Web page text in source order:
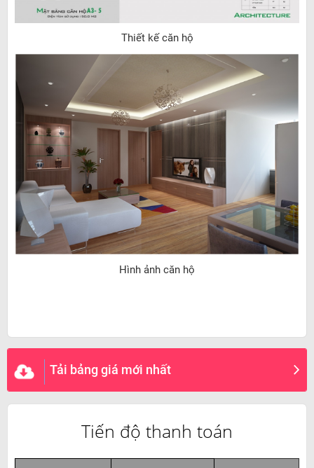
Thiết kế căn hộ
Hình ảnh căn hộ
Tải bảng giá mới nhất
Tiến độ thanh toán